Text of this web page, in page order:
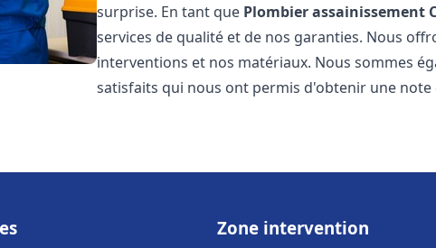
surprise. En tant que Plombier assainissement
services de qualité et de nos garanties. Nous
interventions et nos matériaux. Nous sommes
satisfaits qui nous ont permis d'obtenir une note
Zone intervention